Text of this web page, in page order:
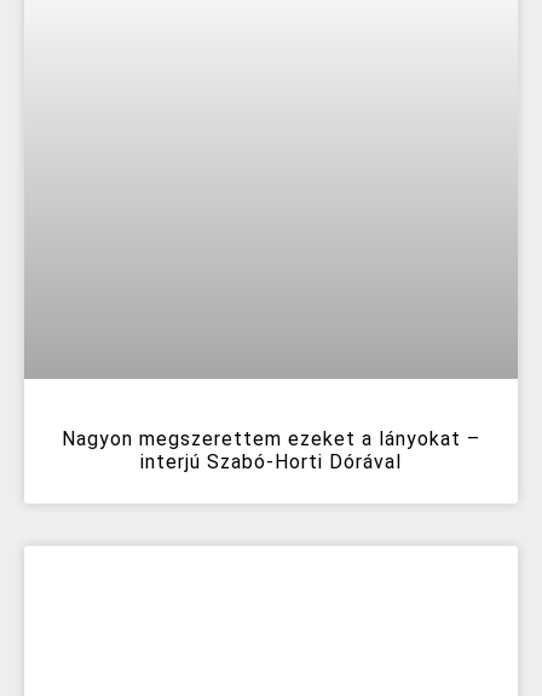
Nagyon megszerettem ezeket a lányokat –
interjú Szabó-Horti Dórával